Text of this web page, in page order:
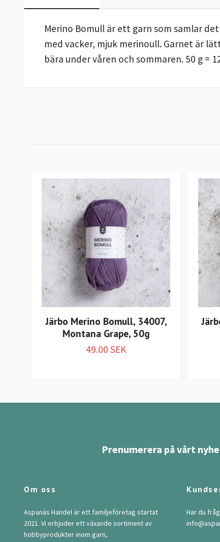
Merino Bomull är ett garn som samlar
med vacker, mjuk merinoull. Garnet är
bära under våren och sommaren. 50 g =
Järbo Merino Bomull, 34007,
Montana Grape, 50g
49.00 SEK
Prenumerera på vårt
Om oss
Aspanäs Handel är ett familjeföretag startat
2021. Vi erbjuder ett växande sortiment av
hobbyprodukter inom garn,
Har du